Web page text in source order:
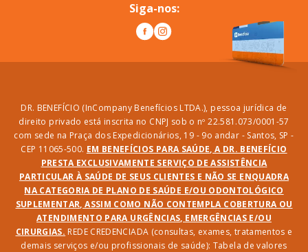
Siga-nos:
DR. BENEFÍCIO (InCompany Benefícios LTDA.), pessoa jurídica de
direito privado está inscrita no CNPJ sob o nº 22.581.073/0001-57
com sede na Praça dos Expedicionários, 19 - 9o andar - Santos, SP -
CEP 11065-500. EM BENEFÍCIOS PARA SAÚDE, A DR. BENEFÍCIO
PRESTA EXCLUSIVAMENTE SERVIÇO DE ASSISTÊNCIA
PARTICULAR À SAÚDE DE SEUS CLIENTES E NÃO SE ENQUADRA
NA CATEGORIA DE PLANO DE SAÚDE E/OU ODONTOLÓGICO
SUPLEMENTAR, ASSIM COMO NÃO CONTEMPLA COBERTURA OU
ATENDIMENTO PARA URGÊNCIAS, EMERGÊNCIAS E/OU
CIRURGIAS. REDE CREDENCIADA (consultas, exames, tratamentos e
demais serviços e/ou profissionais de saúde): Tabela de valores